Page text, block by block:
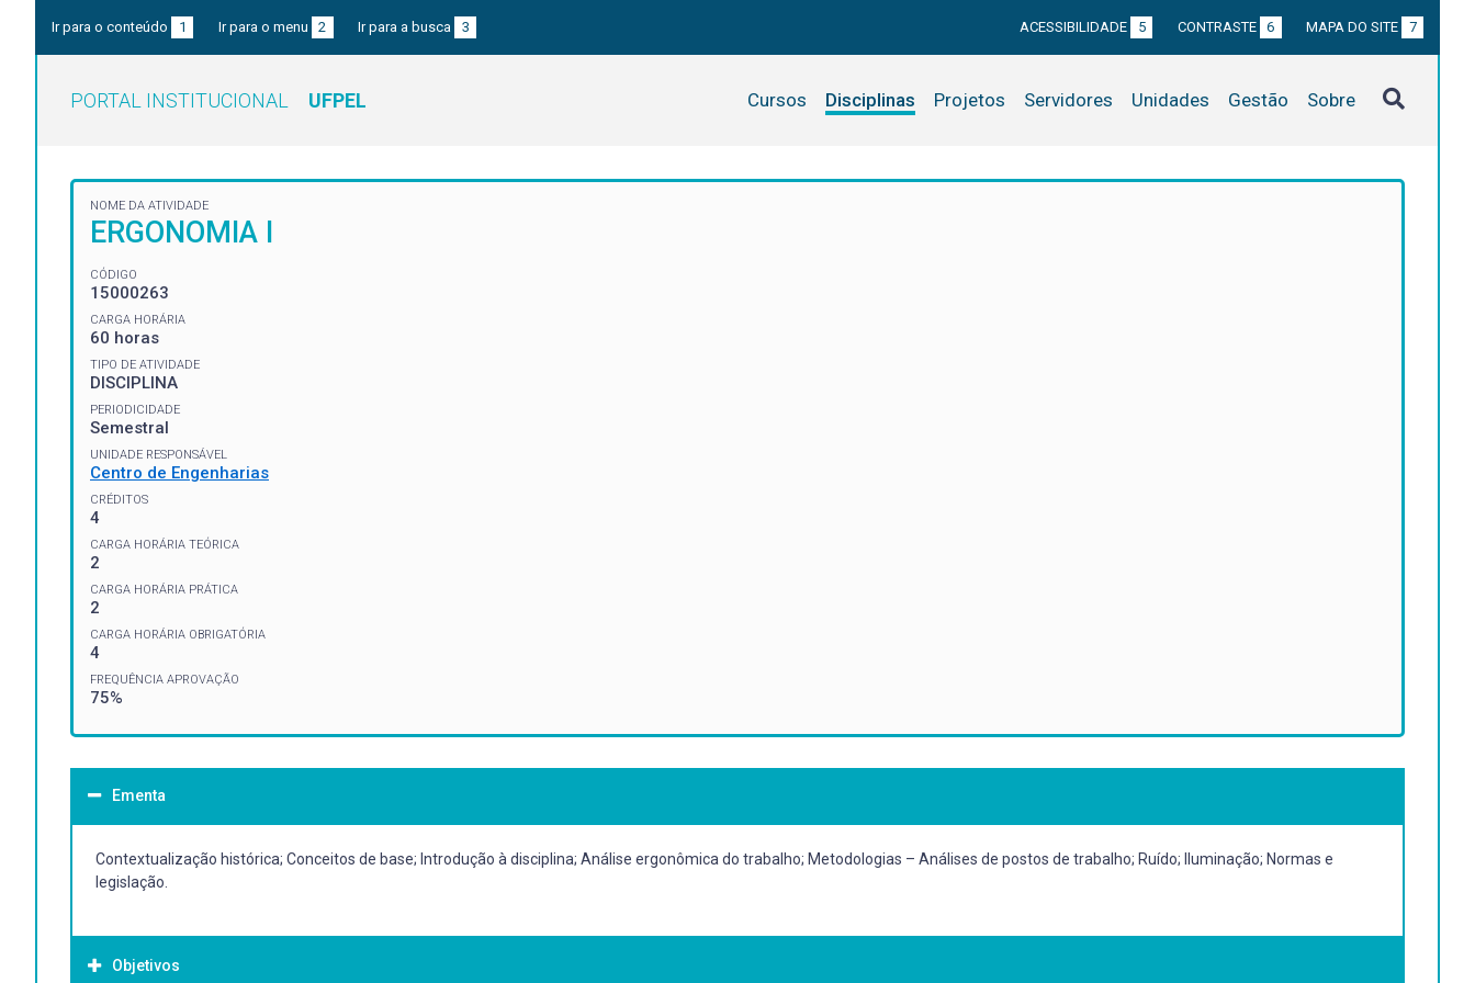
Ir para o conteúdo 1 Ir para o menu 2 Ir para a busca 3 ACESSIBILIDADE 5 CONTRASTE 6 MAPA DO SITE 7
PORTAL INSTITUCIONAL UFPEL Cursos Disciplinas Projetos Servidores Unidades Gestão Sobre
NOME DA ATIVIDADE
ERGONOMIA I
CÓDIGO
15000263
CARGA HORÁRIA
60 horas
TIPO DE ATIVIDADE
DISCIPLINA
PERIODICIDADE
Semestral
UNIDADE RESPONSÁVEL
Centro de Engenharias
CRÉDITOS
4
CARGA HORÁRIA TEÓRICA
2
CARGA HORÁRIA PRÁTICA
2
CARGA HORÁRIA OBRIGATÓRIA
4
FREQUÊNCIA APROVAÇÃO
75%
Ementa
Contextualização histórica; Conceitos de base; Introdução à disciplina; Análise ergonômica do trabalho; Metodologias – Análises de postos de trabalho; Ruído; Iluminação; Normas e
legislação.
Objetivos